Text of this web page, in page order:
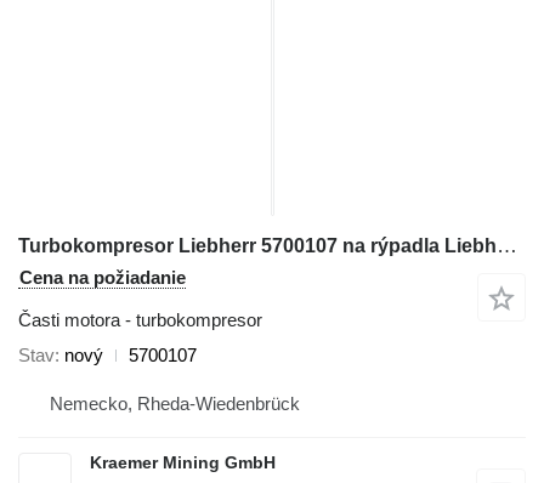
Turbokompresor Liebherr 5700107 na rýpadla Liebherr R922, R942, R944, R954, A900, A944, A954, PR734, PR742
Cena na požiadanie
Časti motora - turbokompresor
Stav nový 5700107
Nemecko, Rheda-Wiedenbrück
Kraemer Mining GmbH